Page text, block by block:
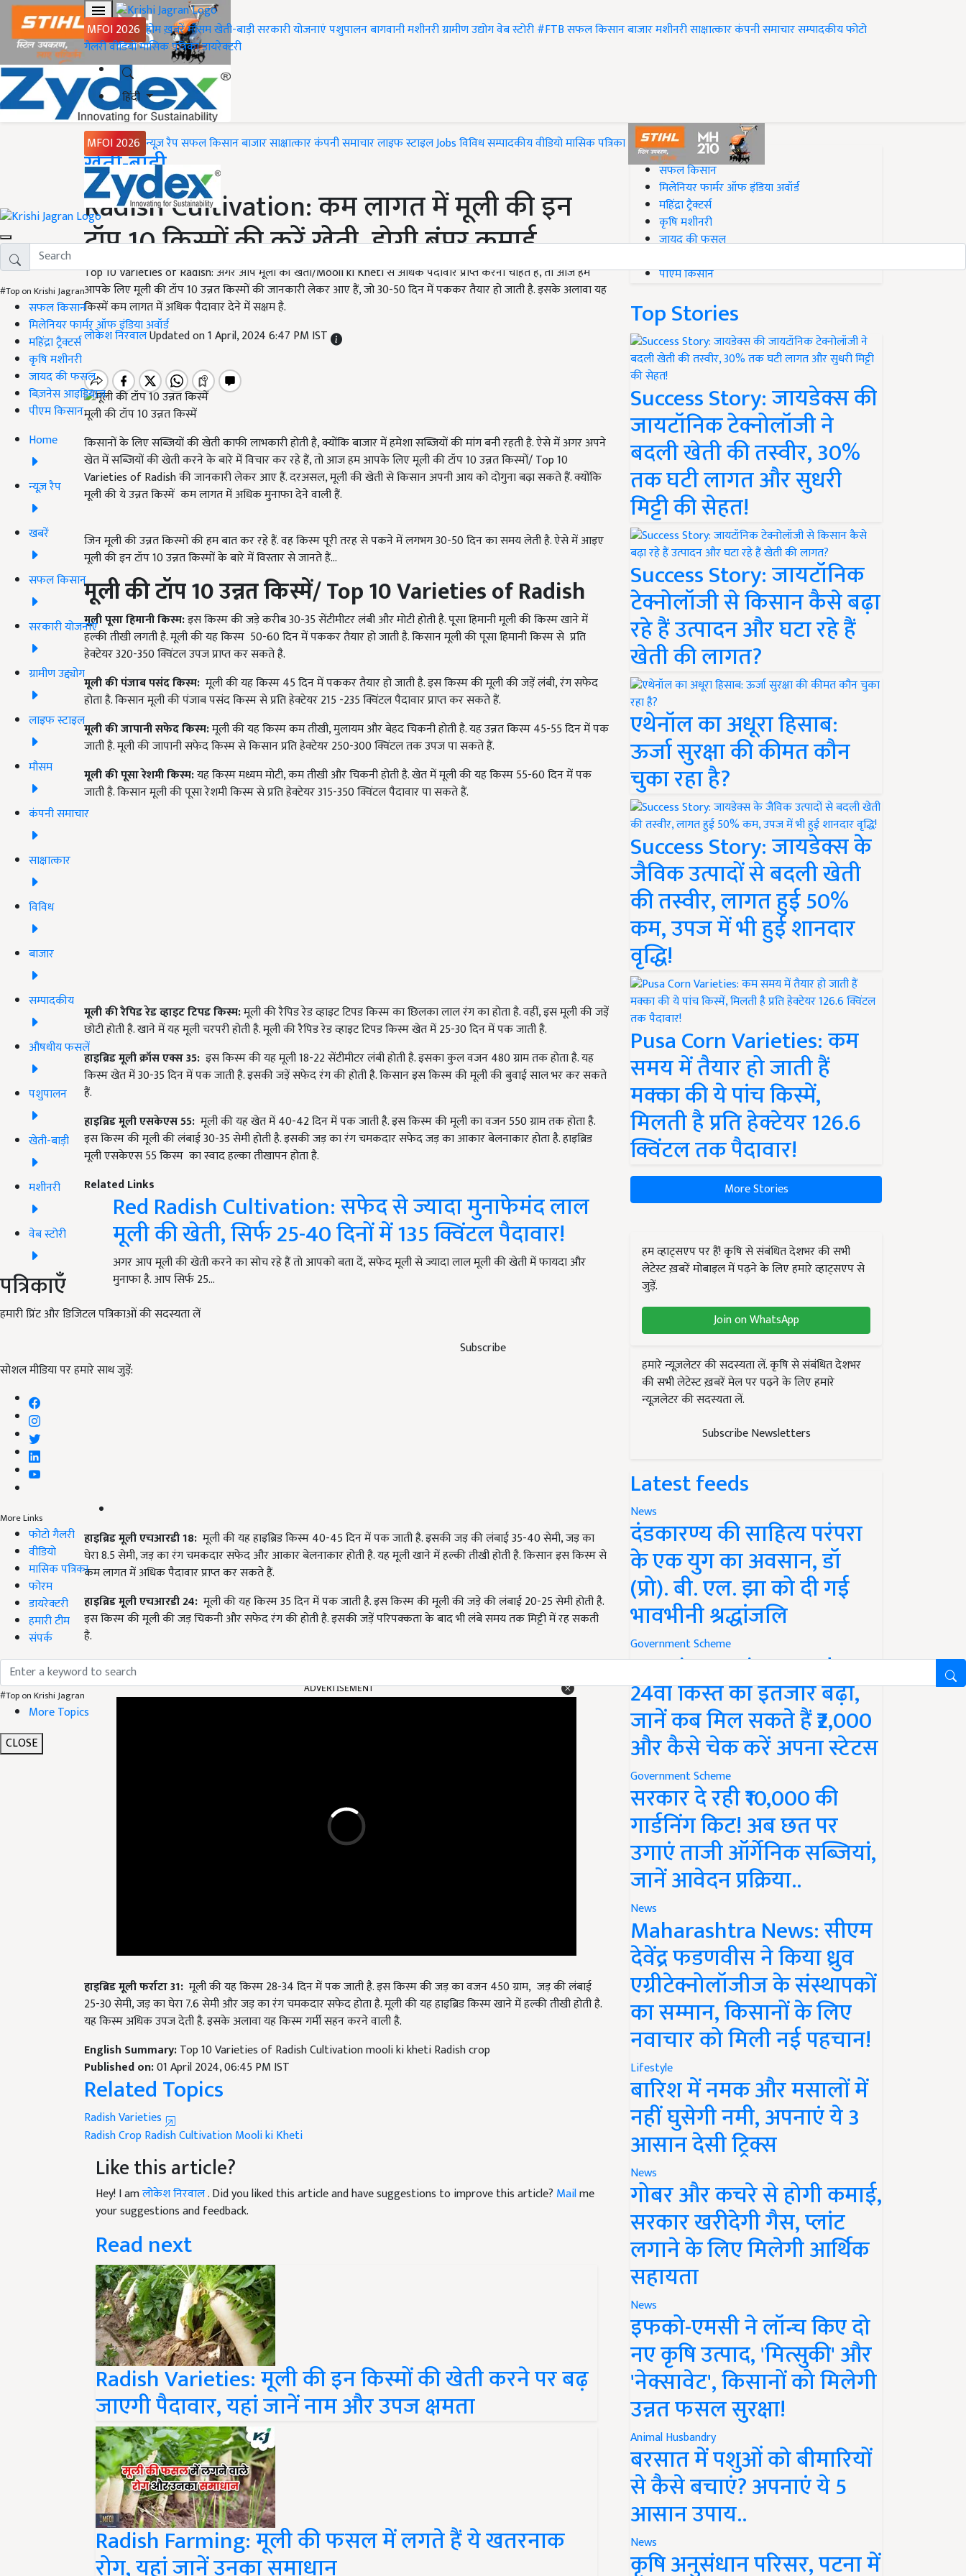
MFOI 2026 होमख़बरेंमौसमखेती-बाड़ीसरकारी योजनाएंपशुपालनबागवानीमशीनरीग्रामीण उद्योगवेब स्टोरी#FTBसफल किसानबाजारमशीनरीसाक्षात्कारकंपनी समाचारसम्पादकीयफोटो
गैलरीवीडियोमासिक पत्रिकाडायरेक्टरी
हिंदी
MFOI 2026 न्यूज़ रैपसफल किसानबाजारसाक्षात्कारकंपनी समाचारलाइफ स्टाइलJobsविविधसम्पादकीयवीडियोमासिक पत्रिका
#Top on Krishi Jagran
सफल किसान
मिलेनियर फार्मर ऑफ इंडिया अवॉर्ड
महिंद्रा ट्रैक्टर्स
कृषि मशीनरी
जायद की फसल
बिज़नेस आइडियाज
पीएम किसान
Home
न्यूज़ रैप
खबरें
सफल किसान
सरकारी योजनाएं
ग्रामीण उद्द्योग
लाइफ स्टाइल
मौसम
कंपनी समाचार
साक्षात्कार
विविध
बाजार
सम्पादकीय
औषधीय फसलें
पशुपालन
खेती-बाड़ी
मशीनरी
वेब स्टोरी
पत्रिकाएँ
हमारी प्रिंट और डिजिटल पत्रिकाओं की सदस्यता लें
Subscribe
सोशल मीडिया पर हमारे साथ जुड़ें:
More Links
फोटो गैलरी
वीडियो
मासिक पत्रिका
फोरम
डायरेक्टरी
हमारी टीम
संपर्क
#Top on Krishi Jagran
More Topics
CLOSE
Home
खेती-बाड़ी
Radish Cultivation: कम लागत में मूली की इन
टॉप 10 किस्मों की करें खेती, होगी बंपर कमाई
Top 10 Varieties of Radish: अगर आप मूली की खेती/Mooli ki Kheti से अधिक पैदावार प्राप्त करना चाहते हैं, तो आज हम
आपके लिए मूली की टॉप 10 उन्नत किस्मों की जानकारी लेकर आए हैं, जो 30-50 दिन में पककर तैयार हो जाती है. इसके अलावा यह
किस्में कम लागत में अधिक पैदावार देने में सक्षम है.
लोकेश निरवालUpdated on 1 April, 2024 6:47 PM IST
मूली की टॉप 10 उन्नत किस्में
किसानों के लिए सब्जियों की खेती काफी लाभकारी होती है, क्योंकि बाजार में हमेशा सब्जियों की मांग बनी रहती है. ऐसे में अगर अपने
खेत में सब्जियों की खेती करने के बारे में विचार कर रहे हैं, तो आज हम आपके लिए मूली की टॉप 10 उन्नत किस्मों/ Top 10
Varieties of Radish की जानकारी लेकर आए हैं. दरअसल, मूली की खेती से किसान अपनी आय को दोगुना बढ़ा सकते हैं. क्योंकि
मूली की ये उन्नत किस्में कम लागत में अधिक मुनाफा देने वाली हैं.
जिन मूली की उन्नत किस्मों की हम बात कर रहे हैं. वह किस्म पूरी तरह से पकने में लगभग 30-50 दिन का समय लेती है. ऐसे में आइए
मूली की इन टॉप 10 उन्नत किस्मों के बारे में विस्तार से जानते हैं...
मूली की टॉप10उन्नत किस्में/ Top 10 Varieties of Radish
मूली पूसा हिमानी किस्म:इस किस्म की जड़े करीब 30-35 सेंटीमीटर लंबी और मोटी होती है. पूसा हिमानी मूली की किस्म खाने में
हल्की तीखी लगती है. मूली की यह किस्म 50-60 दिन में पककर तैयार हो जाती है. किसान मूली की पूसा हिमानी किस्म से प्रति
हेक्टेयर320-350 क्विंटल उपज प्राप्त कर सकते है.
मूली की पंजाब पसंद किस्म: मूली की यह किस्म 45 दिन में पककर तैयार हो जाती है. इस किस्म की मूली की जड़ें लंबी, रंग सफेद
होता है. किसान मूली की पंजाब पसंद किस्म से प्रति हेक्टेयर 215 -235 क्विंटल पैदावार प्राप्त कर सकते हैं.
मूली की जापानी सफेद किस्म:मूली की यह किस्म कम तीखी, मुलायम और बेहद चिकनी होती है. यह उन्नत किस्म 45-55 दिन में पक
जाती है. मूली की जापानी सफेद किस्म से किसान प्रति हेक्टेयर 250-300 क्विंटल तक उपज पा सकते हैं.
मूली की पूसा रेशमी किस्म:यह किस्म मध्यम मोटी, कम तीखी और चिकनी होती है. खेत में मूली की यह किस्म 55-60 दिन में पक
जाती है. किसान मूली की पूसा रेशमी किस्म से प्रति हेक्टेयर 315-350 क्विंटल पैदावार पा सकते हैं.
मूली की रैपिड रेड व्हाइट टिपड किस्म:मूली की रैपिड रेड व्हाइट टिपड किस्म का छिलका लाल रंग का होता है. वहीं, इस मूली की जड़ें
छोटी होती है. खाने में यह मूली चरपरी होती है. मूली की रैपिड रेड व्हाइट टिपड किस्म खेत में 25-30 दिन में पक जाती है.
हाइब्रिड मूली क्रॉस एक्स35: इस किस्म की यह मूली 18-22 सेंटीमीटर लंबी होती है. इसका कुल वजन 480 ग्राम तक होता है. यह
किस्म खेत में 30-35 दिन में पक जाती है. इसकी जड़ें सफेद रंग की होती है. किसान इस किस्म की मूली की बुवाई साल भर कर सकते
हैं.
हाइब्रिड मूली एसकेएस55: मूली की यह खेत में 40-42 दिन में पक जाती है. इस किस्म की मूली का वजन 550 ग्राम तक होता है.
इस किस्म की मूली की लंबाई 30-35 सेमी होती है. इसकी जड़ का रंग चमकदार सफेद जड़ का आकार बेलनाकार होता है. हाइब्रिड
मूली एसकेएस 55 किस्म का स्वाद हल्का तीखापन होता है.
Related Links
Red Radish Cultivation: सफेद से ज्यादा मुनाफेमंद लाल
मूली की खेती, सिर्फ 25-40 दिनों में 135 क्विंटल पैदावार!
अगर आप मूली की खेती करने का सोच रहे हैं तो आपको बता दें, सफेद मूली से ज्यादा लाल मूली की खेती में फायदा और
मुनाफा है. आप सिर्फ 25…
हाइब्रिड मूली एचआरडी18: मूली की यह हाइब्रिड किस्म 40-45 दिन में पक जाती है. इसकी जड़ की लंबाई 35-40 सेमी, जड़ का
घेरा 8.5 सेमी, जड़ का रंग चमकदार सफेद और आकार बेलनाकार होती है. यह मूली खाने में हल्की तीखी होती है. किसान इस किस्म से
कम लागत में अधिक पैदावार प्राप्त कर सकते हैं.
हाइब्रिड मूली एचआरडी24: मूली की यह किस्म 35 दिन में पक जाती है. इस किस्म की मूली की जड़े की लंबाई 20-25 सेमी होती है.
इस किस्म की मूली की जड़ चिकनी और सफेद रंग की होती है. इसकी जड़ें परिपक्कता के बाद भी लंबे समय तक मिट्टी में रह सकती
है.
ADVERTISEMENT
हाइब्रिड मूली फर्राटा31: मूली की यह किस्म 28-34 दिन में पक जाती है. इस किस्म की जड़ का वजन 450 ग्राम, जड़ की लंबाई
25-30 सेमी, जड़ का घेरा 7.6 सेमी और जड़ का रंग चमकदार सफेद होता है. मूली की यह हाइब्रिड किस्म खाने में हल्की तीखी होती है.
यह किस्म अधिक उपज देती है. इसके अलावा यह किस्म गर्मी सहन करने वाली है.
English Summary:Top 10 Varieties of Radish Cultivation mooli ki kheti Radish crop
Published on:01 April 2024, 06:45 PM IST
Related Topics
Radish Varieties
Radish CropRadish CultivationMooli ki Kheti
Like this article?
Hey! I amलोकेश निरवाल. Did you liked this article and have suggestions to improve this article? Mailme
your suggestions and feedback.
Read next
Radish Varieties: मूली की इन किस्मों की खेती करने पर बढ़
जाएगी पैदावार, यहां जानें नाम और उपज क्षमता
Radish Farming: मूली की फसल में लगते हैं ये खतरनाक
#Top on Krishi Jagran
सफल किसान
मिलेनियर फार्मर ऑफ इंडिया अवॉर्ड
महिंद्रा ट्रैक्टर्स
कृषि मशीनरी
जायद की फसल
पीएम किसान
Top Stories
Success Story: जायडेक्स की
जायटॉनिक टेक्नोलॉजी ने
बदली खेती की तस्वीर, 30%
तक घटी लागत और सुधरी
मिट्टी की सेहत!
Success Story: जायटॉनिक
टेक्नोलॉजी से किसान कैसे बढ़ा
रहे हैं उत्पादन और घटा रहे हैं
खेती की लागत?
एथेनॉल का अधूरा हिसाब:
ऊर्जा सुरक्षा की कीमत कौन
चुका रहा है?
Success Story: जायडेक्स के
जैविक उत्पादों से बदली खेती
की तस्वीर, लागत हुई 50%
कम, उपज में भी हुई शानदार
वृद्धि!
Pusa Corn Varieties: कम
समय में तैयार हो जाती हैं
मक्का की ये पांच किस्में,
मिलती है प्रति हेक्टेयर 126.6
क्विंटल तक पैदावार!
More Stories
हम व्हाट्सएप पर हैं! कृषि से संबंधित देशभर की सभी
लेटेस्ट ख़बरें मोबाइल में पढ़ने के लिए हमारे व्हाट्सएप से
जुड़ें.
Join on WhatsApp
हमारे न्यूज़लेटर की सदस्यता लें. कृषि से संबंधित देशभर
की सभी लेटेस्ट ख़बरें मेल पर पढ़ने के लिए हमारे
न्यूज़लेटर की सदस्यता लें.
Subscribe Newsletters
Latest feeds
News
दंडकारण्य की साहित्य परंपरा
के एक युग का अवसान, डॉ
(प्रो). बी. एल. झा को दी गई
भावभीनी श्रद्धांजलि
Government Scheme
PM Kisan Yojana Update:
24वीं किस्त का इंतजार बढ़ा,
जानें कब मिल सकते हैं ₹2,000
और कैसे चेक करें अपना स्टेटस
Government Scheme
सरकार दे रही ₹10,000 की
गार्डनिंग किट! अब छत पर
उगाएं ताजी ऑर्गेनिक सब्जियां,
जानें आवेदन प्रक्रिया..
News
Maharashtra News: सीएम
देवेंद्र फडणवीस ने किया ध्रुव
एग्रीटेक्नोलॉजीज के संस्थापकों
का सम्मान, किसानों के लिए
नवाचार को मिली नई पहचान!
Lifestyle
बारिश में नमक और मसालों में
नहीं घुसेगी नमी, अपनाएं ये 3
आसान देसी ट्रिक्स
News
गोबर और कचरे से होगी कमाई,
सरकार खरीदेगी गैस, प्लांट
लगाने के लिए मिलेगी आर्थिक
सहायता
News
इफको-एमसी ने लॉन्च किए दो
नए कृषि उत्पाद, 'मित्सुकी' और
'नेक्सावेट', किसानों को मिलेगी
उन्नत फसल सुरक्षा!
Animal Husbandry
बरसात में पशुओं को बीमारियों
से कैसे बचाएं? अपनाएं ये 5
आसान उपाय..
News
कृषि अनुसंधान परिसर, पटना में